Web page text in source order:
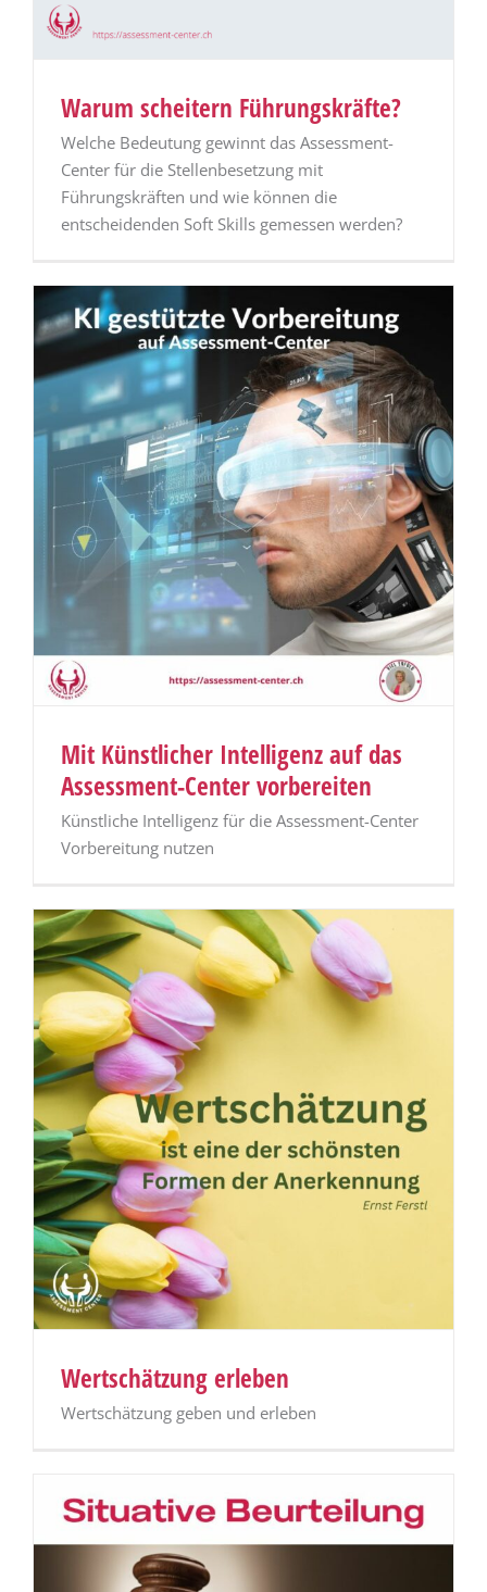
Warum scheitern Führungskräfte?
Welche Bedeutung gewinnt das Assessment-
Center für die Stellenbesetzung mit
Führungskräften und wie können die
entscheidenden Soft Skills gemessen werden?
Mit Künstlicher Intelligenz auf das
Assessment-Center vorbereiten
Künstliche Intelligenz für die Assessment-Center
Vorbereitung nutzen
Wertschätzung erleben
Wertschätzung geben und erleben